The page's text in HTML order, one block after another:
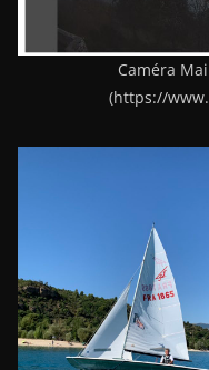
Caméra
(https://